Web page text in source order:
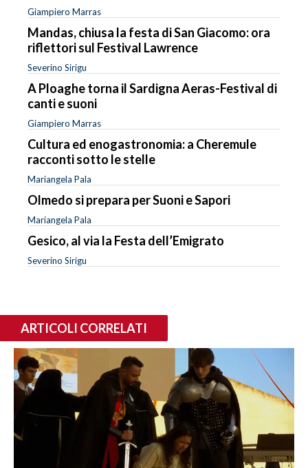
Giampiero Marras
Mandas, chiusa la festa di San Giacomo: ora
riflettori sul Festival Lawrence
Severino Sirigu
A Ploaghe torna il Sardigna Aeras-Festival di
canti e suoni
Giampiero Marras
Cultura ed enogastronomia: a Cheremule
racconti sotto le stelle
Mariangela Pala
Olmedo si prepara per Suoni e Sapori
Mariangela Pala
Gesico, al via la Festa dell’Emigrato
Severino Sirigu
ARTICOLI CORRELATI